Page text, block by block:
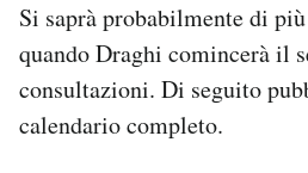
Si saprà probabilmente di
quando Draghi comincerà il
consultazioni. Di seguito
calendario completo.